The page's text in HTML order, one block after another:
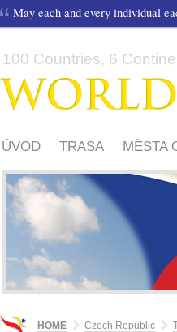
May each and every individual
100 Countries, 6
ÚVOD TRASA MĚSTA
HOME Czech Republic